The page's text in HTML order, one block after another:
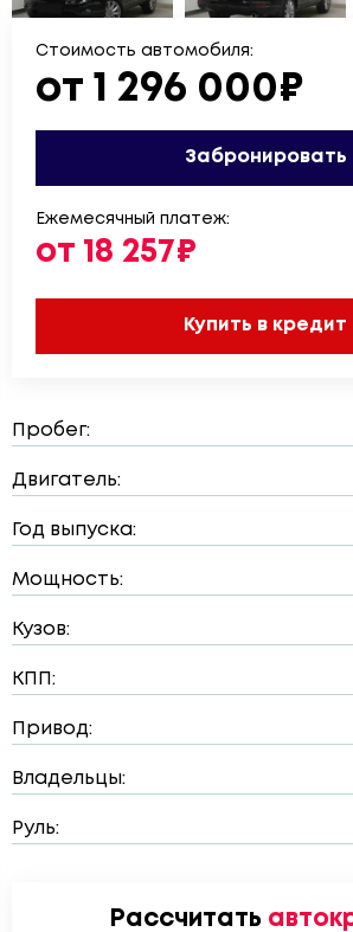
Стоимость автомобиля:
от 1 296 000₽
Забронировать
Ежемесячный платеж:
от 18 257₽
Купить в кредит
Пробег:
Двигатель:
Год выпуска:
Мощность:
Кузов:
КПП:
Привод:
Владельцы:
Руль:
Рассчитать